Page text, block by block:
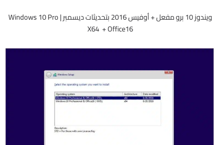
ويندوز 10 برو مفعل + أوفيس 2016 بتحديثات ديسمبر | Windows 10 Pro
X64 + Office16